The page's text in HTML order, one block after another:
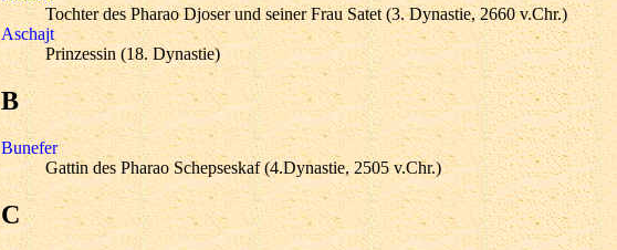
Tochter des Pharao Djoser und seiner Frau Satet (3. Dynastie, 2660 v.Chr.)
Aschajt
Prinzessin (18. Dynastie)
B
Bunefer
Gattin des Pharao Schepseskaf (4.Dynastie, 2505 v.Chr.)
C